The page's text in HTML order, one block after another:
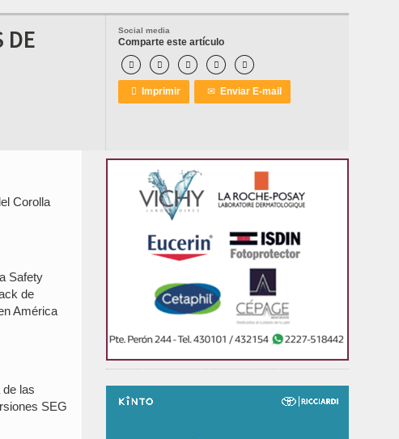
Social media
Comparte este artículo
    
 Imprimir ✉ Enviar E-mail
DE
Corolla
Safety
de
América
las
SEG